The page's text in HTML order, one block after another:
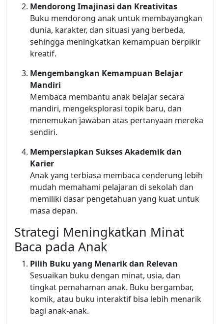
Mendorong Imajinasi dan Kreativitas
Buku mendorong anak untuk membayangkan
dunia, karakter, dan situasi yang berbeda,
sehingga meningkatkan kemampuan berpikir
kreatif.
Mengembangkan Kemampuan Belajar
Mandiri
Membaca membantu anak belajar secara
mandiri, mengeksplorasi topik baru, dan
menemukan jawaban atas pertanyaan mereka
sendiri.
Mempersiapkan Sukses Akademik dan
Karier
Anak yang terbiasa membaca cenderung lebih
mudah memahami pelajaran di sekolah dan
memiliki dasar pengetahuan yang kuat untuk
masa depan.
Strategi Meningkatkan Minat
Baca pada Anak
Pilih Buku yang Menarik dan Relevan
Sesuaikan buku dengan minat, usia, dan
tingkat pemahaman anak. Buku bergambar,
komik, atau buku interaktif bisa lebih menarik
bagi anak-anak.